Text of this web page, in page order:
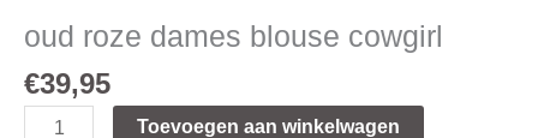
oud roze dames blouse cowgirl
€39,95
Toevoegen aan winkelwagen